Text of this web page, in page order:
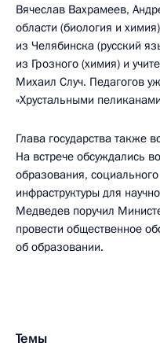
Вячеслав Вахрамеев,
области (биология и
из Челябинска (русский
из Грозного (химия) и
Михаил Случ. Педагогов
«Хрустальными
Глава государства также
На встрече обсуждались
образования,
инфраструктуры для
Медведев поручил
провести общественное
об образовании.
Темы